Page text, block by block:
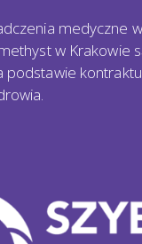
medyczne
w Krakowie
podstawie